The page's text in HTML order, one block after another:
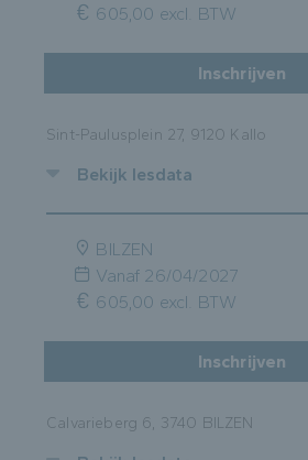
605,00 excl. BTW
Inschrijven
Sint-Paulusplein 27, 9120 Kallo
Bekijk lesdata
BILZEN
Vanaf 26/04/2027
605,00 excl. BTW
Inschrijven
Calvarieberg 6, 3740 BILZEN